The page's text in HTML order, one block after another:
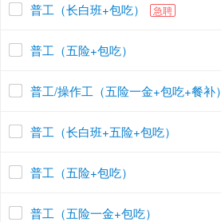
普工（长白班+包吃） 急聘
普工（五险+包吃）
普工/操作工（五险一金+包吃+餐补）
普工（长白班+五险+包吃）
普工（五险+包吃）
普工（五险一金+包吃）